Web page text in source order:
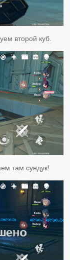
второй куб.
там сундук!